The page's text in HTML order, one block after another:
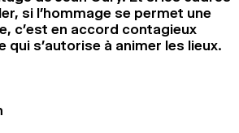
si l’hommage se permet une
c’est en accord contagieux
qui s’autorise à animer les lieux.